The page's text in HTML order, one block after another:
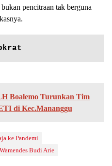
pencitraan tak berguna
Boalemo Turunkan Tim
di Kec.Mananggu
ke Pandemi
Wamendes Budi Arie